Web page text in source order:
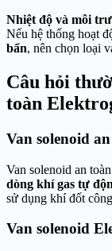
Nhiệt độ và môi
Nếu hệ thống hoạt
bẩn, nên chọn loại
Câu hỏi
toàn
Van solenoid
Van solenoid an
dòng khí gas tự
sử dụng khí đốt
Van solenoid